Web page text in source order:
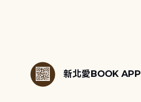
新北愛BOOK APP